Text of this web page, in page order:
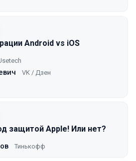
Android vs iOS
VK / Дзен
защитой Apple! Или нет?
Тинькофф